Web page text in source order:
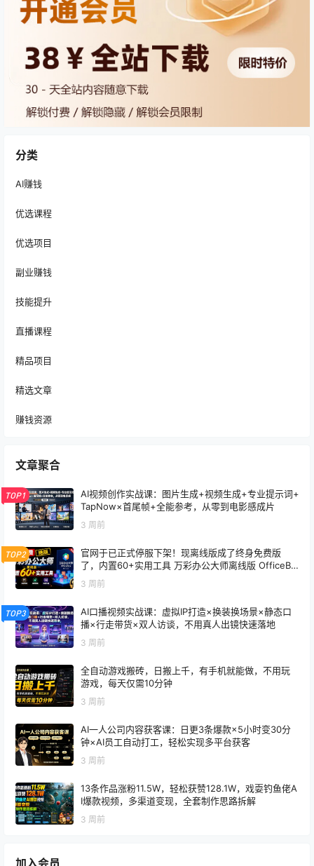
分类
AI赚钱
优选课程
优选项目
副业赚钱
技能提升
直播课程
精品项目
精选文章
赚钱资源
文章聚合
TOP1
AI视频创作实战课：图片生成+视频生成+专业提示词+
TapNow×首尾帧+全能参考，从零到电影感成片
3 周前
TOP2
官网于已正式停服下架！现离线版成了终身免费版
了，内置60+实用工具 万彩办公大师离线版 OfficeBo
3 周前
TOP3
AI口播视频实战课：虚拟IP打造×换装换场景×静态口
播×行走带货×双人访谈，不用真人出镜快速落地
3 周前
全自动游戏搬砖，日搬上千，有手机就能做，不用玩
游戏，每天仅需10分钟
3 周前
AI一人公司内容获客课：日更3条爆款×5小时变30分
钟×AI员工自动打工，轻松实现多平台获客
3 周前
13条作品涨粉11.5W，轻松获赞128.1W，戏耍钓鱼佬A
I爆款视频，多渠道变现，全套制作思路拆解
3 周前